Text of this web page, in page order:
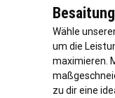
Wähle
um die
maximieren.
zu dir eine